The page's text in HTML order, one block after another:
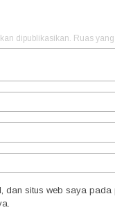
dipublikasikan. Ruas
dan situs web saya pada